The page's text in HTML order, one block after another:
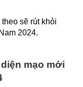
sẽ rút khỏi
2024.
mạo mới